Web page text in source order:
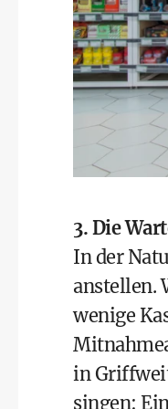
3. Die
In der
anstellen.
wenige
in
singen: